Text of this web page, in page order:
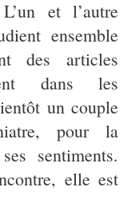
et l’autre
ensemble
des articles
dans les
un couple
pour la
sentiments.
elle est